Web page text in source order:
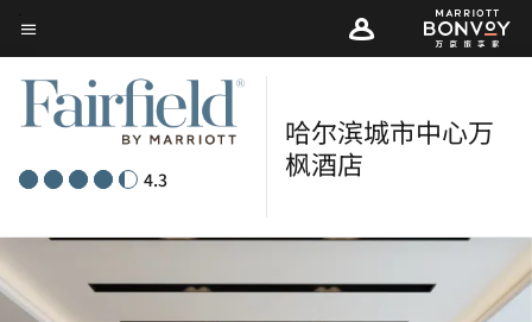
Skip
to
main
content
菜单文本
4.3
哈尔滨城市中心万
枫酒店